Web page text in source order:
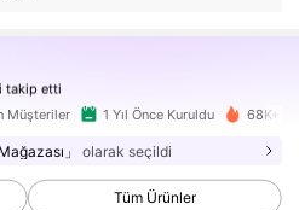
takip etti
Müşteriler 1 Yıl Önce Kuruldu 68K+
」 olarak seçildi
Tüm Ürünler